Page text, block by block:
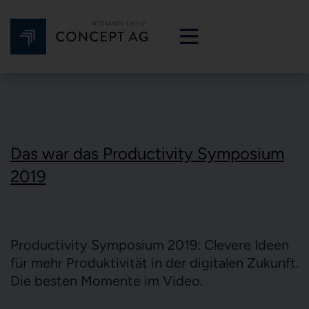
Das war das Productivity Symposium
2019
Productivity Symposium 2019: Clevere Ideen
für mehr Produktivität in der digitalen Zukunft.
Die besten Momente im Video.